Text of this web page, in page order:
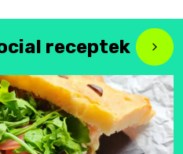
receptek